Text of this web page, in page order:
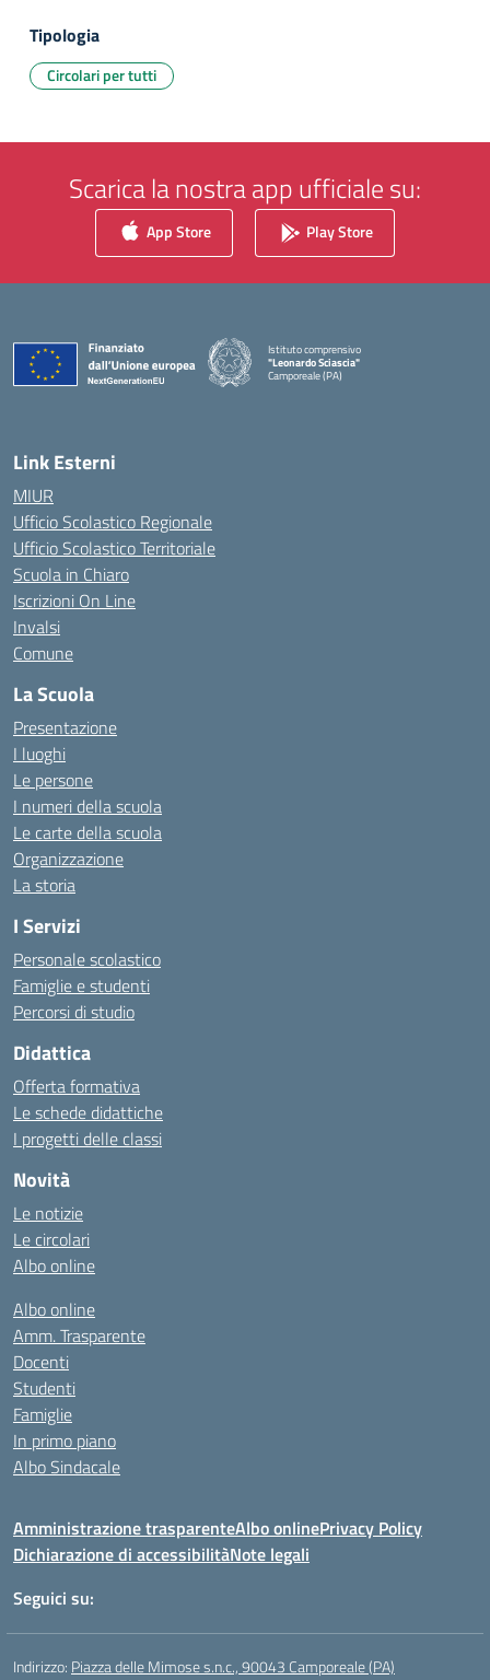
Tipologia
Circolari per tutti
Scarica la nostra app ufficiale su:
App Store Play Store
Istituto comprensivo
"Leonardo Sciascia"
Camporeale (PA)
— Visita la pagina iniziale della scuola
Link Esterni
MIUR
Ufficio Scolastico Regionale
Ufficio Scolastico Territoriale
Scuola in Chiaro
Iscrizioni On Line
Invalsi
Comune
La Scuola
Presentazione
I luoghi
Le persone
I numeri della scuola
Le carte della scuola
Organizzazione
La storia
I Servizi
Personale scolastico
Famiglie e studenti
Percorsi di studio
Didattica
Offerta formativa
Le schede didattiche
I progetti delle classi
Novità
Le notizie
Le circolari
Albo online
Albo online
Amm. Trasparente
Docenti
Studenti
Famiglie
In primo piano
Albo Sindacale
Amministrazione trasparenteAlbo onlinePrivacy Policy
Dichiarazione di accessibilitàNote legali
Seguici su:
Indirizzo: Piazza delle Mimose s.n.c., 90043 Camporeale (PA)